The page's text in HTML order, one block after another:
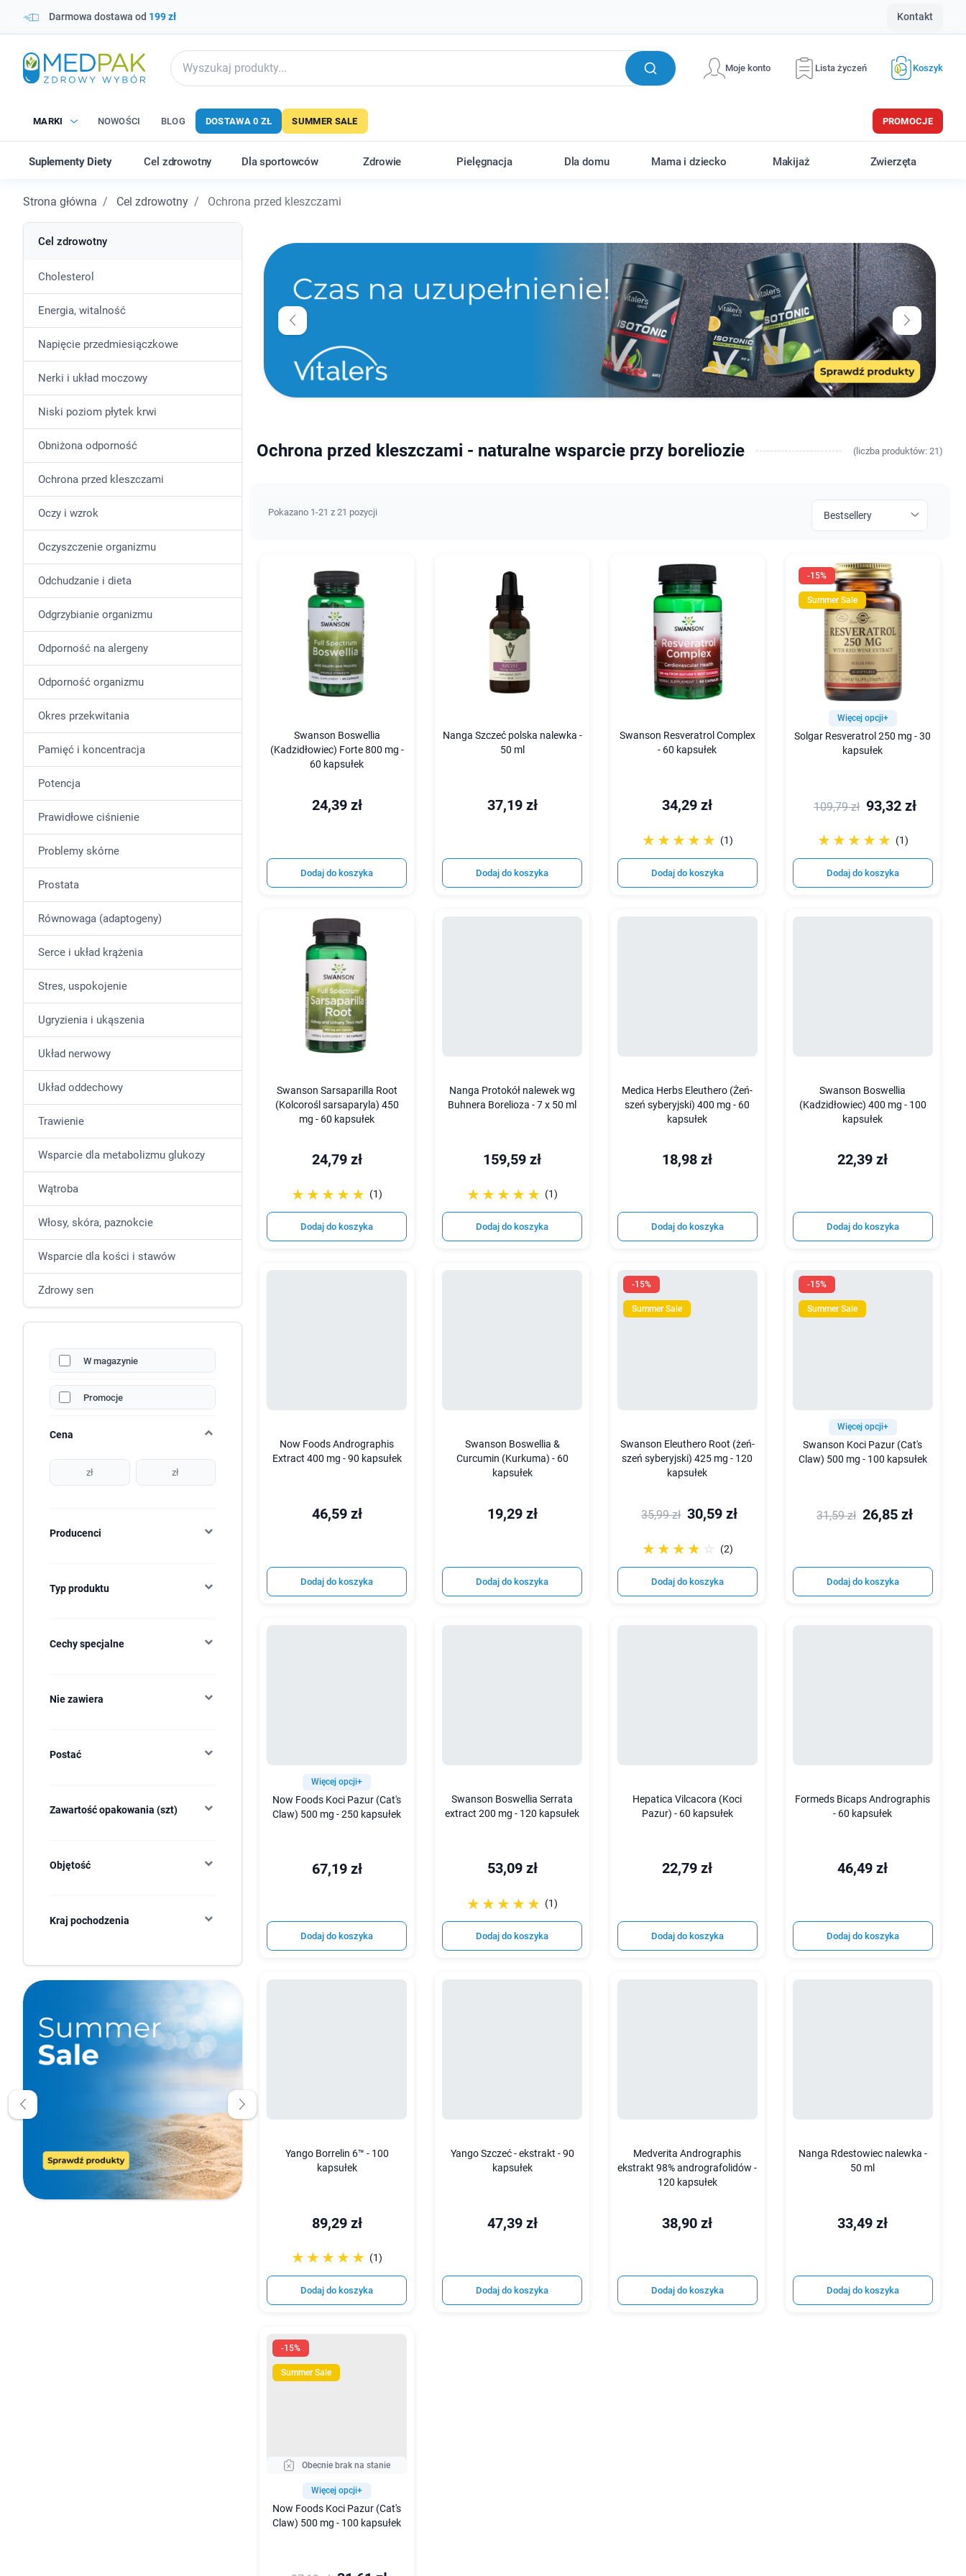
Darmowa dostawa od 199 zł Kontakt
Moje konto Lista życzeń Koszyk
MARKI NOWOŚCI BLOG DOSTAWA 0 ZŁ SUMMER SALE PROMOCJE
Suplementy Diety Cel zdrowotny Dla sportowców Zdrowie Pielęgnacja Dla domu Mama i dziecko Makijaż Zwierzęta
Strona główna Cel zdrowotny Ochrona przed kleszczami
Cel zdrowotny
Cholesterol
Energia, witalność
Napięcie przedmiesiączkowe
Nerki i układ moczowy
Niski poziom płytek krwi
Obniżona odporność
Ochrona przed kleszczami
Oczy i wzrok
Oczyszczenie organizmu
Odchudzanie i dieta
Odgrzybianie organizmu
Odporność na alergeny
Odporność organizmu
Okres przekwitania
Pamięć i koncentracja
Potencja
Prawidłowe ciśnienie
Problemy skórne
Prostata
Równowaga (adaptogeny)
Serce i układ krążenia
Stres, uspokojenie
Ugryzienia i ukąszenia
Układ nerwowy
Układ oddechowy
Trawienie
Wsparcie dla metabolizmu glukozy
Wątroba
Włosy, skóra, paznokcie
Wsparcie dla kości i stawów
Zdrowy sen
W magazynie
Promocje
Cena
zł zł
Producenci
Typ produktu
Cechy specjalne
Nie zawiera
Postać
Zawartość opakowania (szt)
Objętość
Kraj pochodzenia
Ochrona przed kleszczami - naturalne wsparcie przy boreliozie ( liczba produktów: 21)
Pokazano 1-21 z 21 pozycji
Swanson Boswellia
(Kadzidłowiec) Forte 800 mg -
60 kapsułek
24,39 zł
Dodaj do koszyka
Nanga Szczeć polska nalewka -
50 ml
37,19 zł
Dodaj do koszyka
Swanson Resveratrol Complex
- 60 kapsułek
34,29 zł
☆☆☆☆☆
★★★★★ (1)
Dodaj do koszyka
-15%
Summer Sale
Więcej opcji+
Solgar Resveratrol 250 mg - 30
kapsułek
109,79 zł 93,32 zł
☆☆☆☆☆
★★★★★ (1)
Dodaj do koszyka
Swanson Sarsaparilla Root
(Kolcorośl sarsaparyla) 450
mg - 60 kapsułek
24,79 zł
☆☆☆☆☆
★★★★★ (1)
Dodaj do koszyka
Nanga Protokół nalewek wg
Buhnera Borelioza - 7 x 50 ml
159,59 zł
☆☆☆☆☆
★★★★★ (1)
Dodaj do koszyka
Medica Herbs Eleuthero (Żeń-
szeń syberyjski) 400 mg - 60
kapsułek
18,98 zł
Dodaj do koszyka
Swanson Boswellia
(Kadzidłowiec) 400 mg - 100
kapsułek
22,39 zł
Dodaj do koszyka
Now Foods Andrographis
Extract 400 mg - 90 kapsułek
46,59 zł
Dodaj do koszyka
Swanson Boswellia &
Curcumin (Kurkuma) - 60
kapsułek
19,29 zł
Dodaj do koszyka
-15%
Summer Sale
Swanson Eleuthero Root (żeń-
szeń syberyjski) 425 mg - 120
kapsułek
35,99 zł 30,59 zł
☆☆☆☆☆
★★★★★ (2)
Dodaj do koszyka
-15%
Summer Sale
Więcej opcji+
Swanson Koci Pazur (Cat's
Claw) 500 mg - 100 kapsułek
31,59 zł 26,85 zł
Dodaj do koszyka
Więcej opcji+
Now Foods Koci Pazur (Cat's
Claw) 500 mg - 250 kapsułek
67,19 zł
Dodaj do koszyka
Swanson Boswellia Serrata
extract 200 mg - 120 kapsułek
53,09 zł
☆☆☆☆☆
★★★★★ (1)
Dodaj do koszyka
Hepatica Vilcacora (Koci
Pazur) - 60 kapsułek
22,79 zł
Dodaj do koszyka
Formeds Bicaps Andrographis
- 60 kapsułek
46,49 zł
Dodaj do koszyka
Yango Borrelin 6™ - 100
kapsułek
89,29 zł
☆☆☆☆☆
★★★★★ (1)
Dodaj do koszyka
Yango Szczeć - ekstrakt - 90
kapsułek
47,39 zł
Dodaj do koszyka
Medverita Andrographis
ekstrakt 98% andrografolidów -
120 kapsułek
38,90 zł
Dodaj do koszyka
Nanga Rdestowiec nalewka -
50 ml
33,49 zł
Dodaj do koszyka
-15%
Obecnie brak na stanie
Summer Sale
Więcej opcji+
Now Foods Koci Pazur (Cat's
Claw) 500 mg - 100 kapsułek